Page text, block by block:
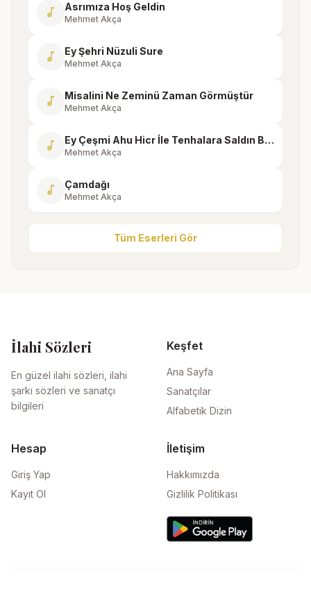
music_note Asrımıza Hoş Geldin
Mehmet Akça
music_note Ey Şehri Nüzuli Sure
Mehmet Akça
music_note Misalini Ne Zeminü Zaman Görmüştür
Mehmet Akça
music_note Ey Çeşmi Ahu Hicr İle Tenhalara Saldın Beni
Mehmet Akça
music_note Çamdağı
Mehmet Akça
Tüm Eserleri Gör
İlahi Sözleri
En güzel ilahi sözleri, ilahi
şarkı sözleri ve sanatçı
bilgileri
Keşfet
Ana Sayfa
Sanatçılar
Alfabetik Dizin
Hesap
Giriş Yap
Kayıt Ol
İletişim
Hakkımızda
Gizlilik Politikası